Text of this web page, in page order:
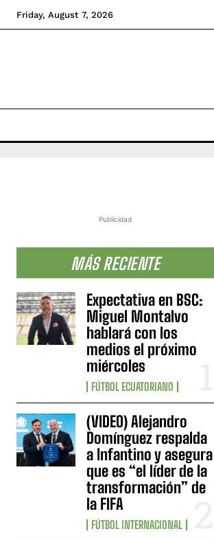
Friday, August 7, 2026
Publicidad
MÁS RECIENTE
Expectativa en BSC:
Miguel Montalvo
hablará con los
medios el próximo
miércoles
FÚTBOL ECUATORIANO
(VIDEO) Alejandro
Domínguez respalda
a Infantino y asegura
que es “el líder de la
transformación” de
la FIFA
FÚTBOL INTERNACIONAL